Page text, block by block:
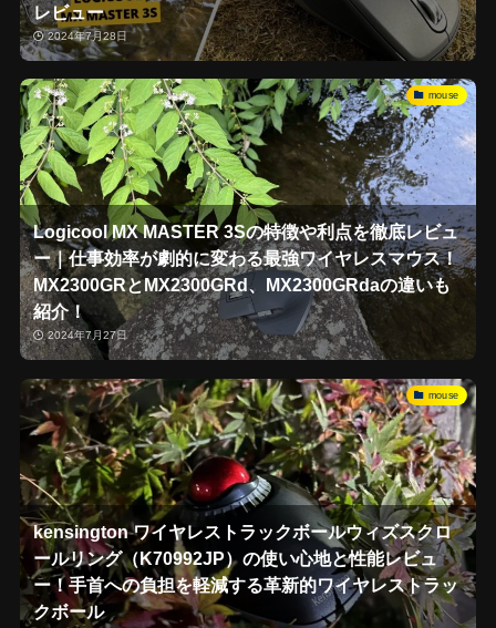
レビュー
2024年7月28日
mouse
Logicool MX MASTER 3Sの特徴や利点を徹底レビュ
ー｜仕事効率が劇的に変わる最強ワイヤレスマウス！
MX2300GRとMX2300GRd、MX2300GRdaの違いも
紹介！
2024年7月27日
mouse
kensington ワイヤレストラックボールウィズスクロ
ールリング（K70992JP）の使い心地と性能レビュ
ー！手首への負担を軽減する革新的ワイヤレストラッ
クボール